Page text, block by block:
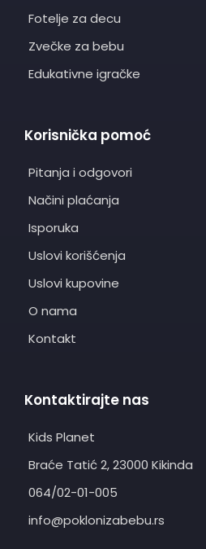
Fotelje za decu
Zvečke za bebu
Edukativne igračke
Korisnička pomoć
Pitanja i odgovori
Načini plaćanja
Isporuka
Uslovi korišćenja
Uslovi kupovine
O nama
Kontakt
Kontaktirajte nas
Kids Planet
Braće Tatić 2, 23000 Kikinda
064/02-01-005
info@poklonizabebu.rs